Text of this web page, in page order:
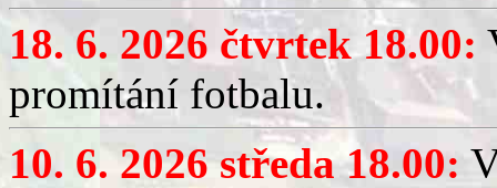
18. 6. 2026 čtvrtek 18.00:
promítání fotbalu.
10. 6. 2026 středa 18.00: